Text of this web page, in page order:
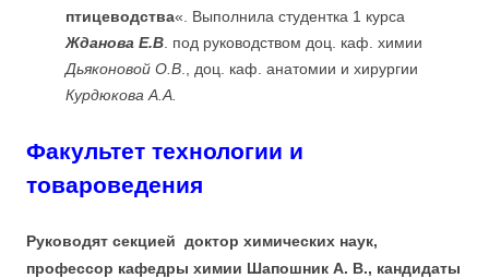
птицеводства«. Выполнила студентка 1 курса
Жданова Е.В . под руководством доц. каф. химии
Дьяконовой О.В ., доц. каф. анатомии и хирургии
Курдюкова А.А.
Факультет технологии и
товароведения
Руководят секцией доктор химических наук,
профессор кафедры химии Шапошник А. В., кандидаты